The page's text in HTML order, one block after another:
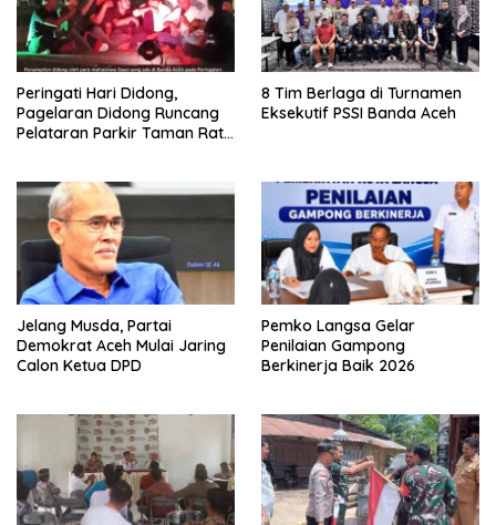
Peringati Hari Didong,
Pagelaran Didong Runcang
Pelataran Parkir Taman Ratu
8 Tim Berlaga di Turnamen
Eksekutif PSSI Banda Aceh
Jelang Musda, Partai
Demokrat Aceh Mulai Jaring
Calon Ketua DPD
Pemko Langsa Gelar
Penilaian Gampong
Berkinerja Baik 2026